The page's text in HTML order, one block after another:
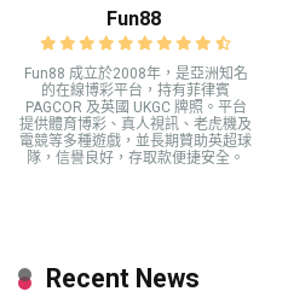
Fun88
Fun88 成立於2008年，是亞洲知名
的在線博彩平台，持有菲律賓
PAGCOR 及英國 UKGC 牌照。平台
提供體育博彩、真人視訊、老虎機及
電競等多種遊戲，並長期贊助英超球
隊，信譽良好，存取款便捷安全。
Recent News